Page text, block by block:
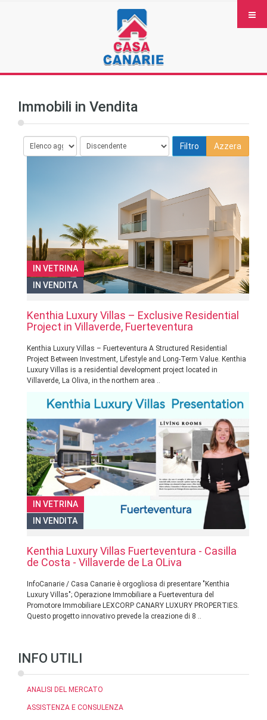
Immobili in Vendita
IN VETRINA
IN VENDITA
Kenthia Luxury Villas – Exclusive Residential
Project in Villaverde, Fuerteventura
Kenthia Luxury Villas – Fuerteventura A Structured Residential
Project Between Investment, Lifestyle and Long-Term Value. Kenthia
Luxury Villas is a residential development project located in
Villaverde, La Oliva, in the northern area ..
IN VETRINA
IN VENDITA
Kenthia Luxury Villas Fuerteventura - Casilla
de Costa - Villaverde de La OLiva
InfoCanarie / Casa Canarie è orgogliosa di presentare "Kenthia
Luxury Villas"; Operazione Immobiliare a Fuerteventura del
Promotore Immobiliare LEXCORP CANARY LUXURY PROPERTIES.
Questo progetto innovativo prevede la creazione di 8 ..
INFO UTILI
ANALISI DEL MERCATO
ASSISTENZA E CONSULENZA